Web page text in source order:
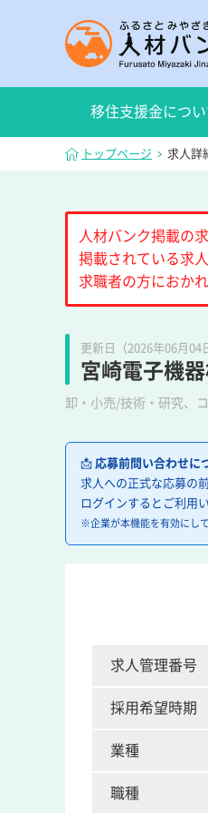
移住支援金につい
トップページ 求人詳
人材バンク掲載の
掲載されている求
求職者の方におか
更新日（2026年06月04
宮崎電子機
卸・小売/技術・研究、
📩 応募前問い合わせに
求人への正式な応募の
ログインするとご利用
※企業が本機能を有効にし
求人管理番号
採用希望時期
業種
職種